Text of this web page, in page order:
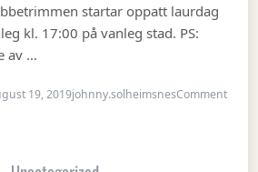
startar oppatt laurdag
kl. 17:00 på vanleg stad. PS:
av …
19, 2019johnny.solheimsnesCommenton